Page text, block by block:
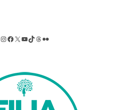
Instagram
Facebook
X Youtube
TikTok
Threads
Flickr